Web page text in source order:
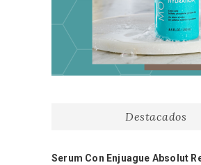
Destacados
Serum Con Enjuague Absolut